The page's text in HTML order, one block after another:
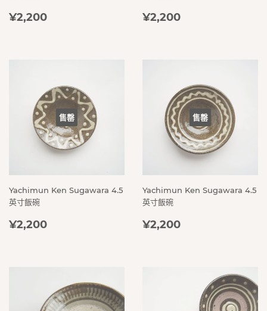
定
¥2,200 定
¥2,200
售罄
Yachimun Ken Sugawara 4.5
英寸飯碗
定
¥2,200
售罄
Yachimun Ken Sugawara 4.5
英寸飯碗
定
¥2,200